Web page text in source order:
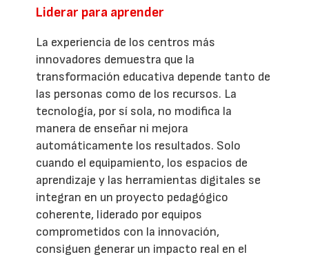
Liderar para aprender
La experiencia de los centros más
innovadores demuestra que la
transformación educativa depende tanto de
las personas como de los recursos. La
tecnología, por sí sola, no modifica la
manera de enseñar ni mejora
automáticamente los resultados. Solo
cuando el equipamiento, los espacios de
aprendizaje y las herramientas digitales se
integran en un proyecto pedagógico
coherente, liderado por equipos
comprometidos con la innovación,
consiguen generar un impacto real en el